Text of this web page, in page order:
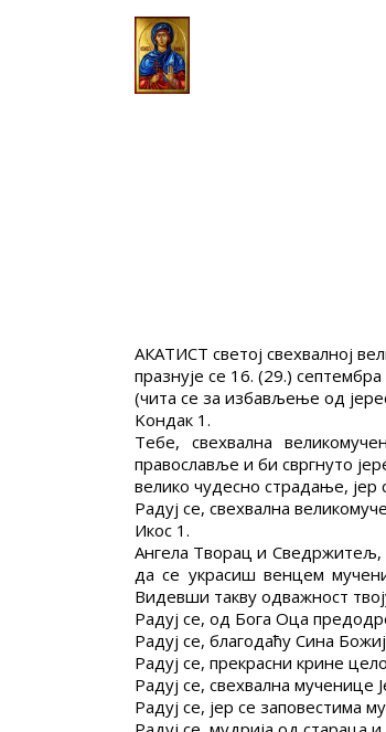
АКАТИСТ светој свехвалној
празнује се 16. (29.) септембра
(чита се за избављење од
Kондак 1.
Тебе, свехвална
православље и би свргнуто
велико чудесно страдање,
Радуј се, свехвална
Икос 1.
Ангела Творац и Сведржитељ,
да се украсиш венцем
Видевши такву одважност
Радуј се, од Бога Оца
Радуј се, благодаћу Сина
Радуј се, прекрасни крине
Радуј се, свехвална мученице
Радуј се, јер се заповестима